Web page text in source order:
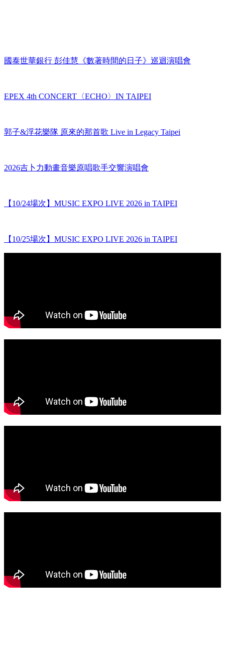
國泰世華銀行 彭佳慧《數著時間的日子》巡迴演唱會
EPEX 4th CONCERT〈ECHO〉IN TAIPEI
郭子&浮花樂隊 原來的那首歌 Live in Legacy Taipei
2026吉卜力動畫音樂原唱歌手交響演唱會
【10/24場次】MUSIC EXPO LIVE 2026 in TAIPEI
【10/25場次】MUSIC EXPO LIVE 2026 in TAIPEI